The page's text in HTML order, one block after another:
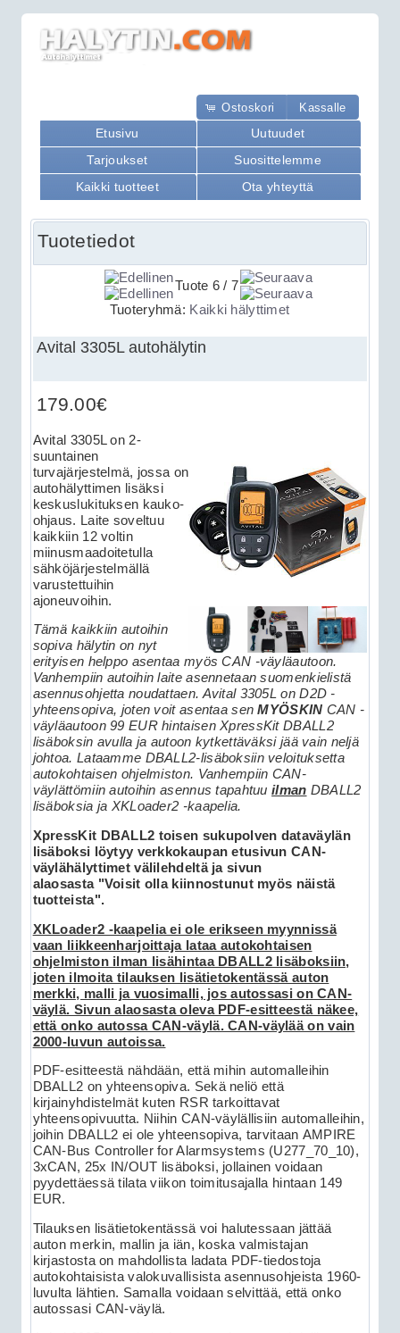
Ostoskori Kassalle
Etusivu
Uutuudet
Tarjoukset
Suosittelemme
Kaikki tuotteet
Ota yhteyttä
Tuotetiedot
Tuote 6 / 7
Tuoteryhmä: Kaikki hälyttimet
Avital 3305L autohälytin
179.00€
Avital 3305L on 2-
suuntainen
turvajärjestelmä, jossa on
autohälyttimen lisäksi
keskuslukituksen kauko-
ohjaus. Laite soveltuu
kaikkiin 12 voltin
miinusmaadoitetulla
sähköjärjestelmällä
varustettuihin
ajoneuvoihin.
Tämä kaikkiin autoihin
sopiva hälytin on nyt
erityisen helppo asentaa myös CAN -väyläautoon.
Vanhempiin autoihin laite asennetaan suomenkielistä
asennusohjetta noudattaen. Avital 3305L on D2D -
yhteensopiva, joten voit asentaa senMYÖSKIN CAN -
väyläautoon 99 EUR hintaisen XpressKit DBALL2
lisäboksin avulla ja autoon kytkettäväksi jää vain neljä
johtoa. Lataamme DBALL2-lisäboksiin veloituksetta
autokohtaisen ohjelmiston. Vanhempiin CAN-
väylättömiin autoihin asennus tapahtuuilman DBALL2
lisäboksia ja XKLoader2 -kaapelia.
XpressKit DBALL2 toisen sukupolven dataväylän
lisäboksi löytyy verkkokaupan etusivun CAN-
väylähälyttimet välilehdeltä ja sivun
alaosasta "Voisit olla kiinnostunut myös näistä
tuotteista".
XKLoader2 -kaapelia ei ole erikseen myynnissä
vaan liikkeenharjoittaja lataa autokohtaisen
ohjelmiston ilman lisähintaa DBALL2 lisäboksiin,
joten ilmoita tilauksen lisätietokentässä auton
merkki, malli ja vuosimalli, jos autossasi on CAN-
väylä. Sivun alaosasta oleva PDF-esitteestä näkee,
että onko autossa CAN-väylä. CAN-väylää on vain
2000-luvun autoissa.
PDF-esitteestä nähdään, että mihin automalleihin
DBALL2 on yhteensopiva. Sekä neliö että
kirjainyhdistelmät kuten RSR tarkoittavat
yhteensopivuutta. Niihin CAN-väylällisiin automalleihin,
joihin DBALL2 ei ole yhteensopiva, tarvitaan AMPIRE
CAN-Bus Controller for Alarmsystems (U277_70_10),
3xCAN, 25x IN/OUT lisäboksi, jollainen voidaan
pyydettäessä tilata viikon toimitusajalla hintaan 149
EUR.
Tilauksen lisätietokentässä voi halutessaan jättää
auton merkin, mallin ja iän, koska valmistajan
kirjastosta on mahdollista ladata PDF-tiedostoja
autokohtaisista valokuvallisista asennusohjeista 1960-
luvulta lähtien. Samalla voidaan selvittää, että onko
autossasi CAN-väylä.